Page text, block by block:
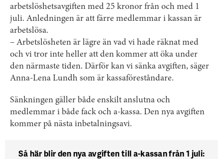
arbetslöshetsavgiften med 25 kronor från och med 1
juli. Anledningen är att färre medlemmar i kassan är
arbetslösa.
– Arbetslösheten är lägre än vad vi hade räknat med
och vi tror inte heller att den kommer att öka under
den närmaste tiden. Därför kan vi sänka avgiften, säger
Anna-Lena Lundh som är kassaföreståndare.
Sänkningen gäller både enskilt anslutna och
medlemmar i både fack och a-kassa. Den nya avgiften
kommer på nästa inbetalningsavi.
Så här blir den nya avgiften till a-kassan från 1 juli: